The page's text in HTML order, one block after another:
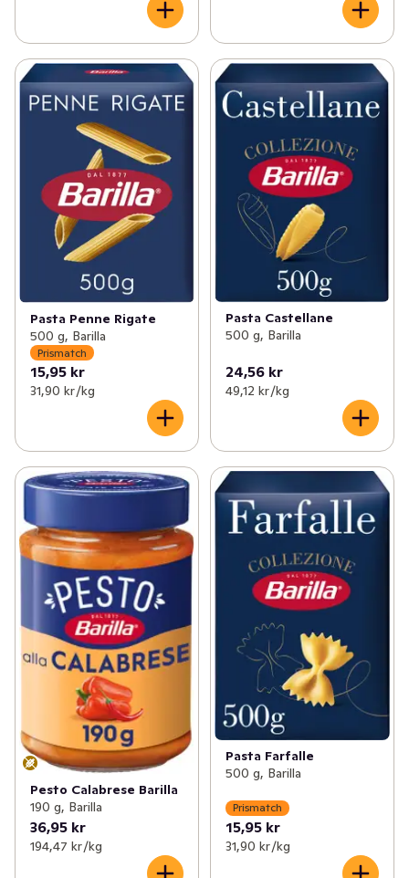
Pasta Penne Rigate
500 g, Barilla
Prismatch
15,95 kr
31,90 kr /kg
Pasta Castellane
500 g, Barilla
24,56 kr
49,12 kr /kg
Pesto Calabrese Barilla
190 g, Barilla
36,95 kr
194,47 kr /kg
Pasta Farfalle
500 g, Barilla
Prismatch
15,95 kr
31,90 kr /kg